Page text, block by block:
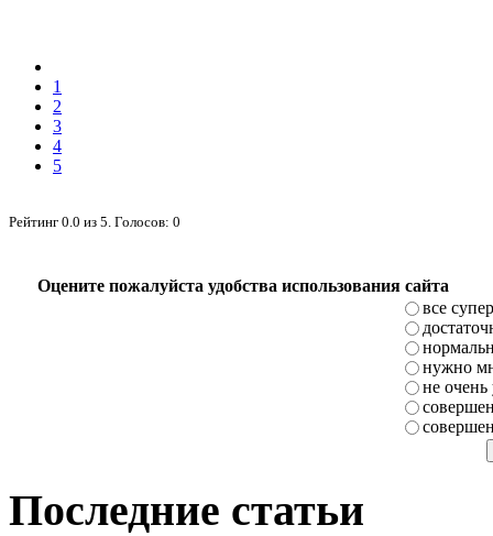
1
2
3
4
5
Рейтинг 0.0 из 5 . Голосов: 0
Оцените пожалуйста удобства использования сайта
все супер
нужно
не очень
Последние статьи